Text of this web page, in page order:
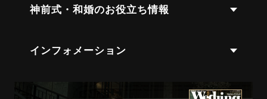
神前式・和婚のお役立ち情報
インフォメーション